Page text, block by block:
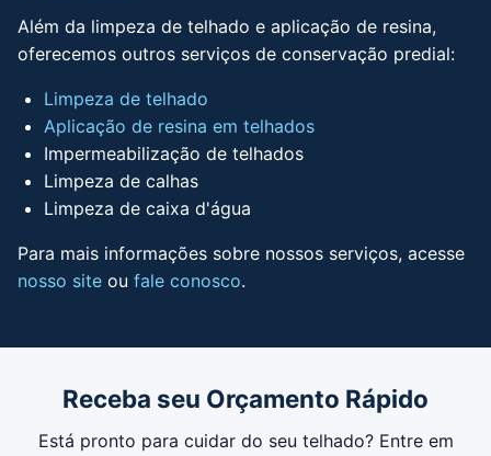
Além da limpeza de telhado e aplicação de resina,
oferecemos outros serviços de conservação predial:
Limpeza de telhado
Aplicação de resina em telhados
Impermeabilização de telhados
Limpeza de calhas
Limpeza de caixa d'água
Para mais informações sobre nossos serviços, acesse
nosso site ou fale conosco.
Receba seu Orçamento Rápido
Está pronto para cuidar do seu telhado? Entre em